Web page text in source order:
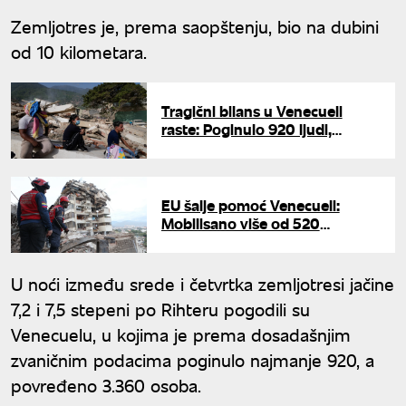
Zemljotres je, prema saopštenju, bio na dubini
od 10 kilometara.
Tragični bilans u Venecueli
raste: Poginulo 920 ljudi,
EU šalje pomoć Venecueli:
Mobilisano više od 520
U noći između srede i četvrtka zemljotresi jačine
7,2 i 7,5 stepeni po Rihteru pogodili su
Venecuelu, u kojima je prema dosadašnjim
zvaničnim podacima poginulo najmanje 920, a
povređeno 3.360 osoba.